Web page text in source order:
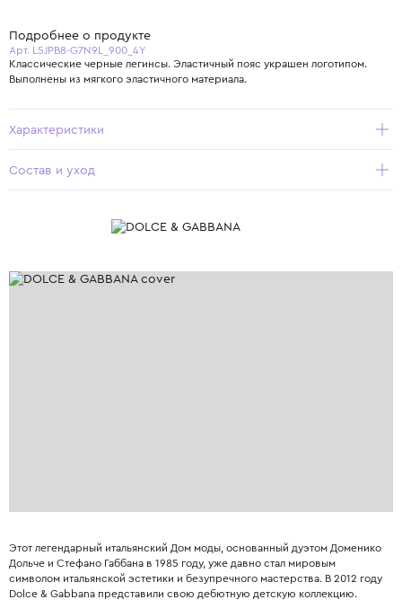
Подробнее о продукте
Арт. L5JPB8-G7N9L_900_4Y
Классические черные легинсы. Эластичный пояс украшен логотипом.
Выполнены из мягкого эластичного материала.
Характеристики
Состав и уход
Этот легендарный итальянский Дом моды, основанный дуэтом Доменико
Дольче и Стефано Габбана в 1985 году, уже давно стал мировым
символом итальянской эстетики и безупречного мастерства. В 2012 году
Dolce & Gabbana представили свою дебютную детскую коллекцию.